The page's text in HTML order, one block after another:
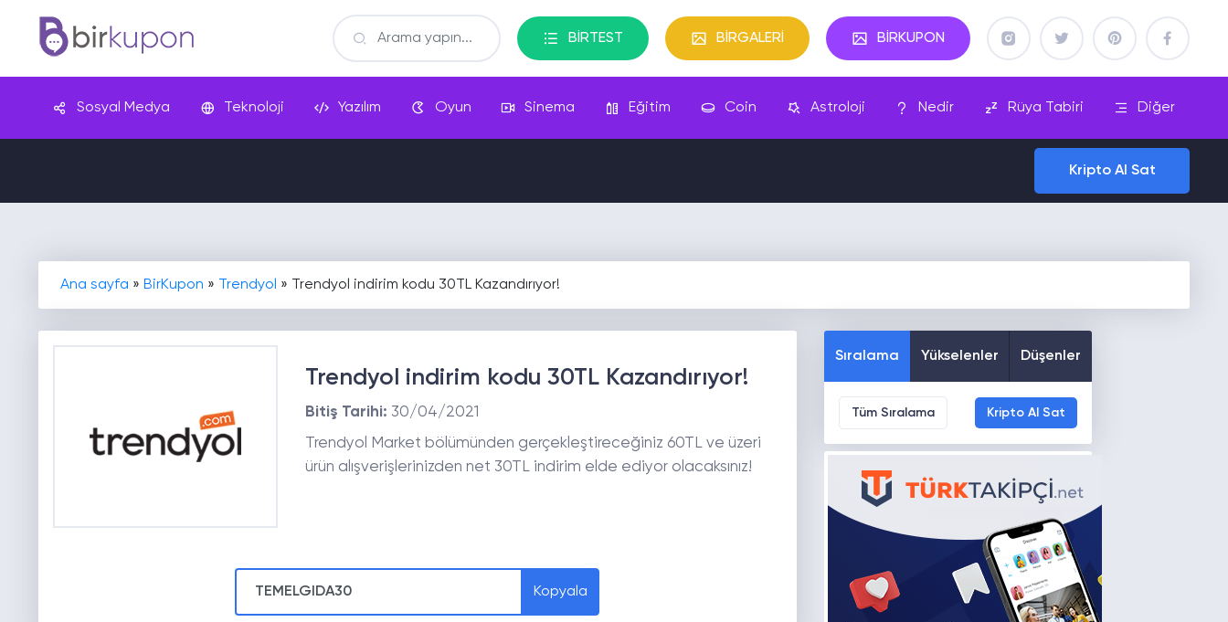
BİRTEST BİRGALERİ BİRKUPON
Sosyal Medya Teknoloji Yazılım Oyun Sinema Eğitim Coin Astroloji Nedir Rüya Tabiri Diğer
Kripto Al Sat
Ana sayfa » BirKupon » Trendyol » Trendyol indirim kodu 30TL Kazandırıyor!
Trendyol indirim kodu 30TL Kazandırıyor!
Bitiş Tarihi: 30/04/2021
Trendyol Market bölümünden gerçekleştireceğiniz 60TL ve üzeri
ürün alışverişlerinizden net 30TL indirim elde ediyor olacaksınız!
Kopyala
Sıralama Yükselenler Düşenler
Tüm Sıralama Kripto Al Sat